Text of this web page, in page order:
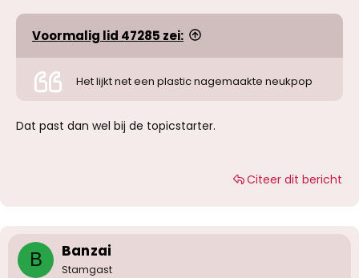
Voormalig lid 47285 zei:
Het lijkt net een plastic nagemaakte neukpop
Dat past dan wel bij de topicstarter.
Citeer dit bericht
B Banzai
Stamgast